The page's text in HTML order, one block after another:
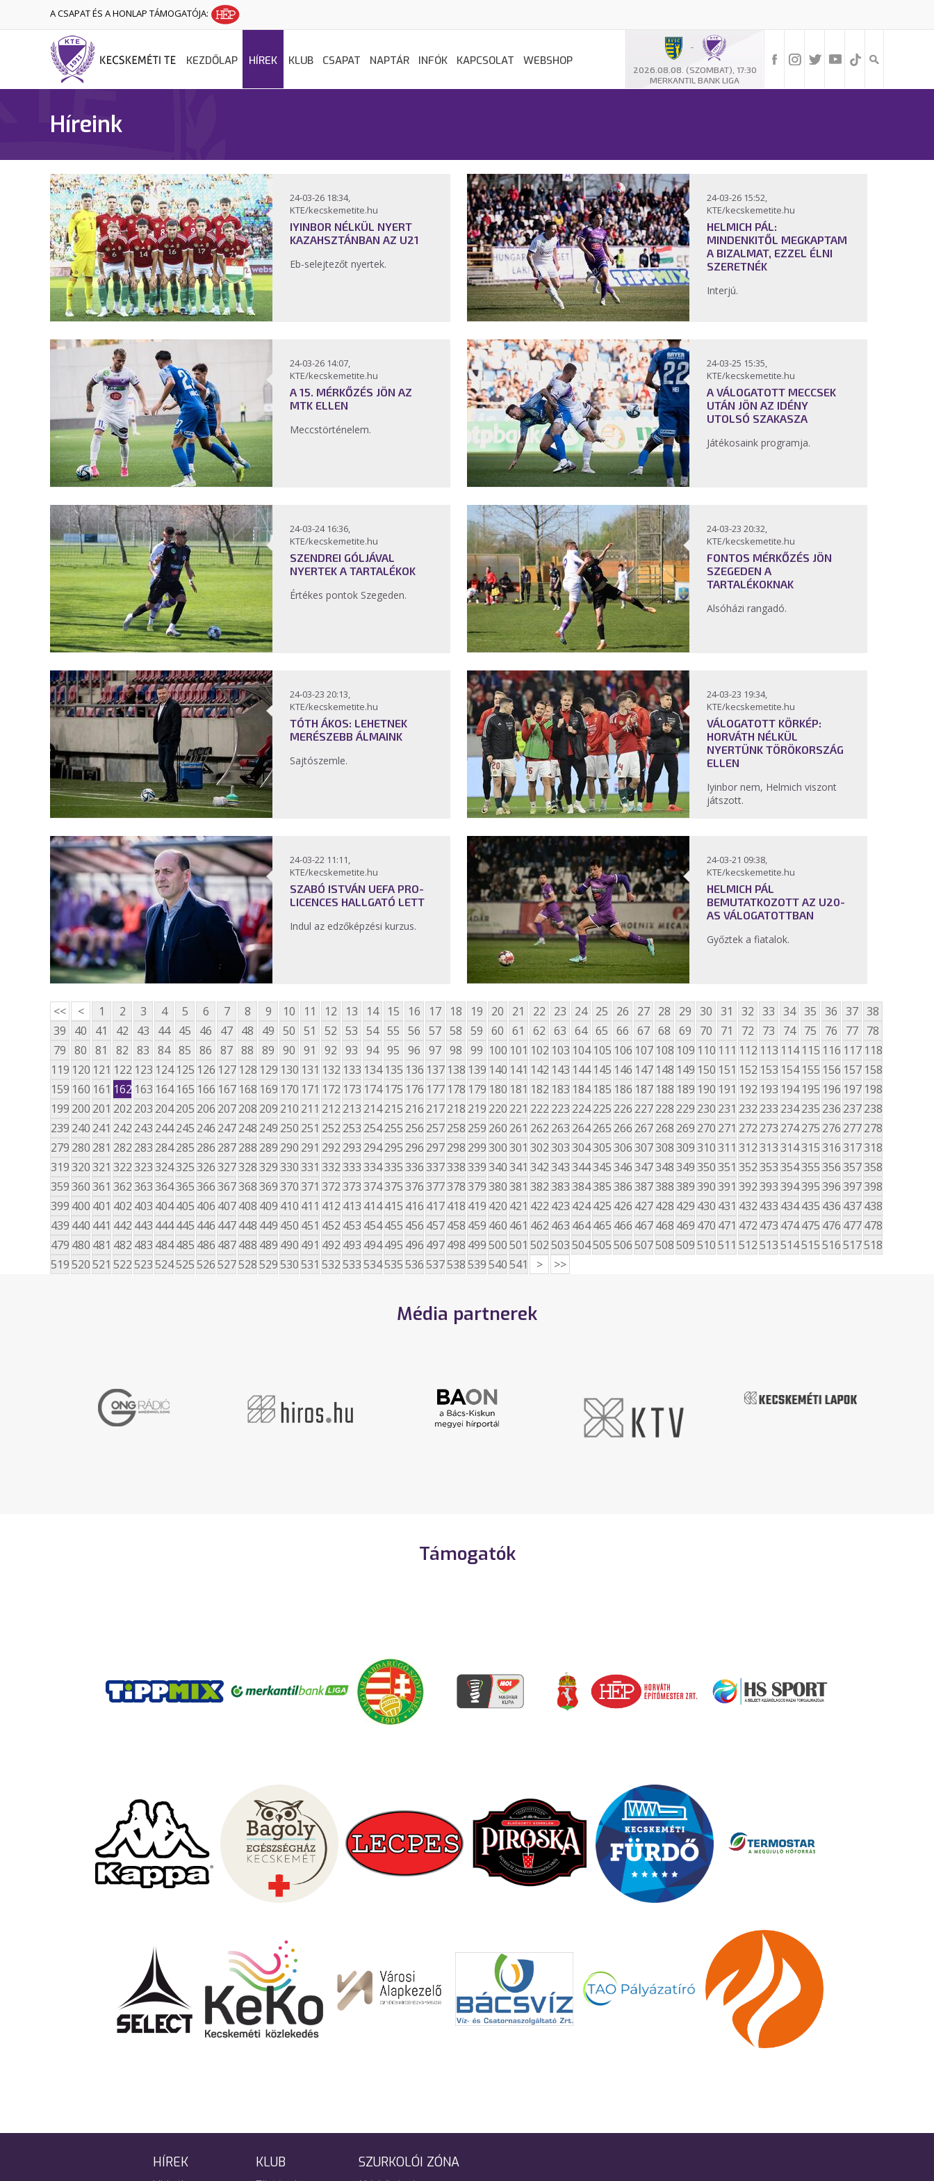
A CSAPAT ÉS A HONLAP TÁMOGATÓJA:
-
2026.08.08. (SZOMBAT), 17:30
MERKANTIL BANK LIGA
KEZDŐLAP HÍREK KLUB CSAPAT NAPTÁR INFÓK KAPCSOLAT WEBSHOP
Híreink
24-03-26 18:34,
KTE/kecskemetite.hu
IYINBOR NÉLKÜL NYERT
KAZAHSZTÁNBAN AZ U21
Eb-selejtezőt nyertek.
24-03-26 15:52,
KTE/kecskemetite.hu
HELMICH PÁL:
MINDENKITŐL MEGKAPTAM
A BIZALMAT, EZZEL ÉLNI
SZERETNÉK
Interjú.
24-03-26 14:07,
KTE/kecskemetite.hu
A 15. MÉRKŐZÉS JÖN AZ
MTK ELLEN
Meccstörténelem.
24-03-25 15:35,
KTE/kecskemetite.hu
A VÁLOGATOTT MECCSEK
UTÁN JÖN AZ IDÉNY
UTOLSÓ SZAKASZA
Játékosaink programja.
24-03-24 16:36,
KTE/kecskemetite.hu
SZENDREI GÓLJÁVAL
NYERTEK A TARTALÉKOK
Értékes pontok Szegeden.
24-03-23 20:32,
KTE/kecskemetite.hu
FONTOS MÉRKŐZÉS JÖN
SZEGEDEN A
TARTALÉKOKNAK
Alsóházi rangadó.
24-03-23 20:13,
KTE/kecskemetite.hu
TÓTH ÁKOS: LEHETNEK
MERÉSZEBB ÁLMAINK
Sajtószemle.
24-03-23 19:34,
KTE/kecskemetite.hu
VÁLOGATOTT KÖRKÉP:
HORVÁTH NÉLKÜL
NYERTÜNK TÖRÖKORSZÁG
ELLEN
Iyinbor nem, Helmich viszont
játszott.
24-03-22 11:11,
KTE/kecskemetite.hu
SZABÓ ISTVÁN UEFA PRO-
LICENCES HALLGATÓ LETT
Indul az edzőképzési kurzus.
24-03-21 09:38,
KTE/kecskemetite.hu
HELMICH PÁL
BEMUTATKOZOTT AZ U20-
AS VÁLOGATOTTBAN
Győztek a fiatalok.
<< < 1 2 3 4 5 6 7 8 9 10 11 12 13 14 15 16 17 18 19 20 21 22 23 24 25 26 27 28 29 30 31 32 33 34 35 36 37 38
39
40 41 42 43 44 45 46 47 48 49 50 51 52 53 54 55 56 57 58 59 60 61 62 63 64 65 66 67 68 69 70 71 72 73 74 75 76 77 78
79 80 81 82 83 84 85 86 87 88 89 90 91 92 93 94 95 96 97 98 99 100 101 102 103 104 105 106 107 108 109 110 111 112 113 114 115 116 117 118
119 120 121 122 123 124 125 126 127 128 129 130 131 132 133 134 135 136 137 138 139 140 141 142 143 144 145 146 147 148 149 150 151 152 153 154 155 156 157 158
159 160 161 162 163 164 165 166 167 168 169 170 171 172 173 174 175 176 177 178 179 180 181 182 183 184 185 186 187 188 189 190 191 192 193 194 195 196 197 198
199 200 201 202 203 204205 206 207208 209 210 211 212 213 214215 216 217218 219 220 221 222 223 224225 226 227228 229 230 231 232 233 234235 236 237238
239 240 241 242 243 244245 246 247248 249 250 251 252 253 254255 256 257258 259 260 261 262 263 264265 266 267268 269 270 271 272 273 274275 276 277278
279 280 281 282 283 284285 286 287288 289 290 291 292 293 294295 296 297298 299300301 302303304305306307308309310311 312313314315316317318
319320321 322323324325326327328329330331 332333334335336337338339340341 342343344345346347348349350351 352353354355356357358
359360361 362363364365366367368369370371 372373374375376377378379380381 382383384385386387388389390391 392393394395396397398
399 400 401 402 403 404405 406 407408 409 410 411 412 413 414415 416 417418 419 420 421 422 423 424425 426 427428 429 430 431 432 433 434435 436 437438
439 440 441 442 443 444445 446 447448 449 450 451 452 453 454455 456 457458 459 460 461 462 463 464465 466 467468 469 470 471 472 473 474475 476 477478
479 480 481 482 483 484485 486 487488 489 490 491 492 493 494495 496 497498 499500501 502503504505506507508509510511 512513514515516517518
519520521 522523524525526527528529530531 532533534535536537538539540541 > >>
Média partnerek
Támogatók
HÍREK KLUB SZURKOLÓI ZÓNA